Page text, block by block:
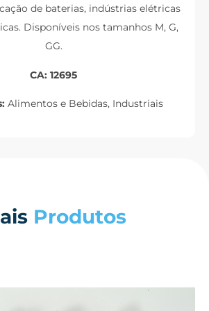
de baterias, indústrias elétricas
Disponíveis nos tamanhos M, G,
GG.
CA: 12695
Alimentos e Bebidas, Industriais
Produtos